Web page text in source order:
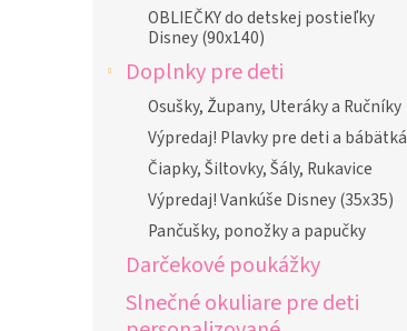
OBLIEČKY do detskej postieľky
Disney (90x140)
Doplnky pre deti
Osušky, Župany, Uteráky a Ručníky
Výpredaj! Plavky pre deti a bábätká
Čiapky, Šiltovky, Šály, Rukavice
Výpredaj! Vankúše Disney (35x35)
Pančušky, ponožky a papučky
Darčekové poukážky
Slnečné okuliare pre deti